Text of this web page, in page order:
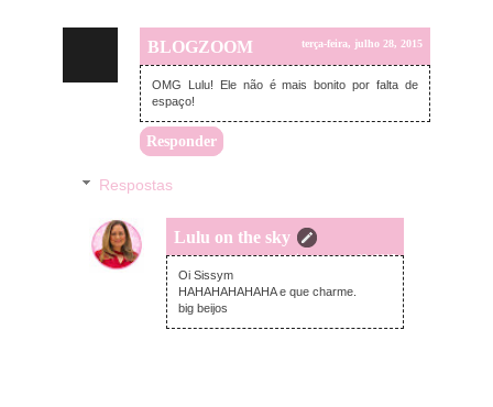
BLOGZOOM terça-feira, julho 28, 2015
OMG Lulu! Ele não é mais bonito por falta de
espaço!
Responder
Respostas
Lulu on the sky
domingo, agosto 02, 2015
Oi Sissym
HAHAHAHAHAHA e que charme.
big beijos